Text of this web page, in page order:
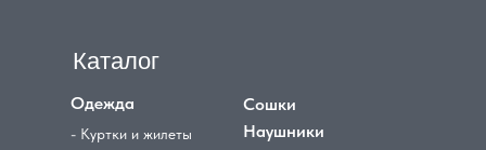
Каталог
Одежда
- Куртки и жилеты
Сошки
Наушники